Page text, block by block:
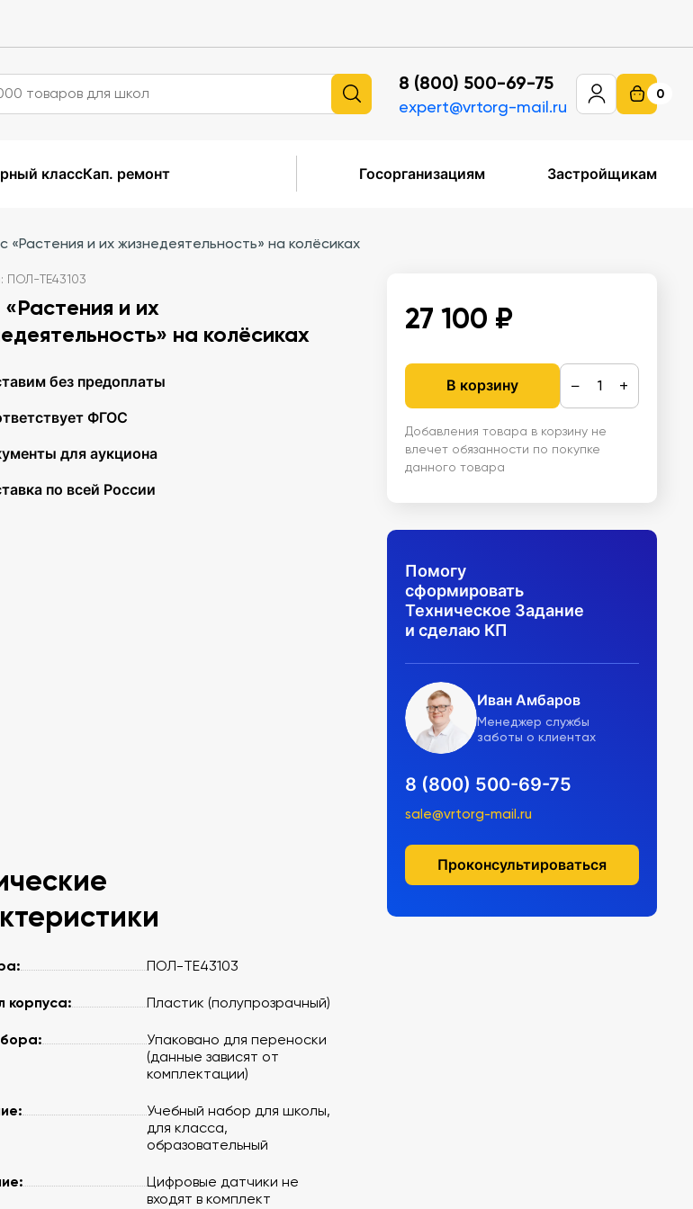
8 (800) 500-69-75
expert@vrtorg-mail.ru
0
классКап. ремонт Госорганизациям Застройщикам
«Растения и их жизнедеятельность» на колёсиках
ПОЛ-TE43103
«Растения и их
на колёсиках
без предоплаты
ФГОС
для аукциона
по всей России
27 100 ₽
В корзину − +
Добавления товара в корзину не
влечет обязанности по покупке
данного товара
Помогу
сформировать
Техническое Задание
и сделаю КП
Иван Амбаров
Менеджер службы
заботы о клиентах
8 (800) 500-69-75
sale@vrtorg-mail.ru
Проконсультироваться
ПОЛ-TE43103
корпуса: Пластик (полупрозрачный)
Упаковано для переноски
(данные зависят от
комплектации)
Учебный набор для школы,
для класса,
образовательный
Цифровые датчики не
входят в комплект